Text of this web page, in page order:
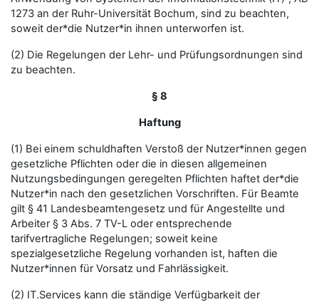
1273 an der Ruhr-Universität Bochum, sind zu beachten,
soweit der*die Nutzer*in ihnen unterworfen ist.
(2) Die Regelungen der Lehr- und Prüfungsordnungen sind
zu beachten.
§ 8
Haftung
(1) Bei einem schuldhaften Verstoß der Nutzer*innen gegen
gesetzliche Pflichten oder die in diesen allgemeinen
Nutzungsbedingungen geregelten Pflichten haftet der*die
Nutzer*in nach den gesetzlichen Vorschriften. Für Beamte
gilt § 41 Landesbeamtengesetz und für Angestellte und
Arbeiter § 3 Abs. 7 TV-L oder entsprechende
tarifvertragliche Regelungen; soweit keine
spezialgesetzliche Regelung vorhanden ist, haften die
Nutzer*innen für Vorsatz und Fahrlässigkeit.
(2) IT.Services kann die ständige Verfügbarkeit der